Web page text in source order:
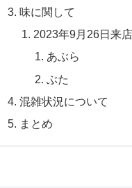
味に関して
2023年9月26日来
あぶら
ぶた
混雑状況について
まとめ